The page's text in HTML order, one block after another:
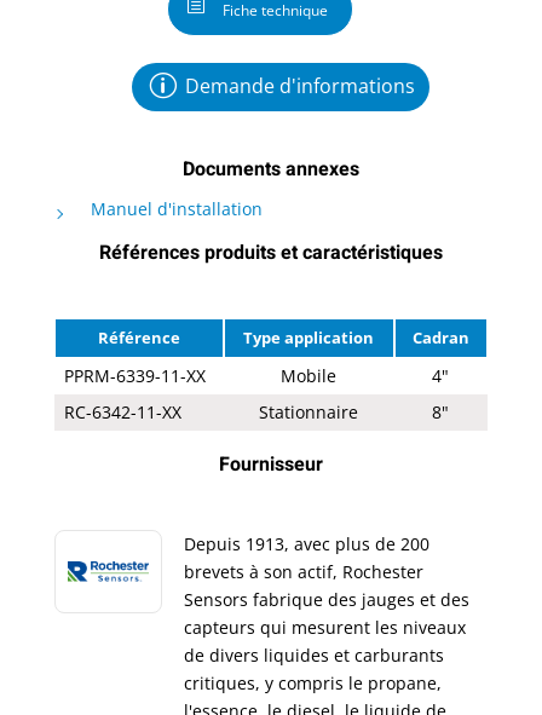
Fiche technique
Demande d'informations
Documents annexes
Manuel d'installation
Références produits et caractéristiques
Référence Type application Cadran
PPRM-6339-11-XX Mobile
4"
RC-6342-11-XX
Stationnaire 8"
Fournisseur
Depuis 1913, avec plus de 200
brevets à son actif, Rochester
Sensors fabrique des jauges et des
capteurs qui mesurent les niveaux
de divers liquides et carburants
critiques, y compris le propane,